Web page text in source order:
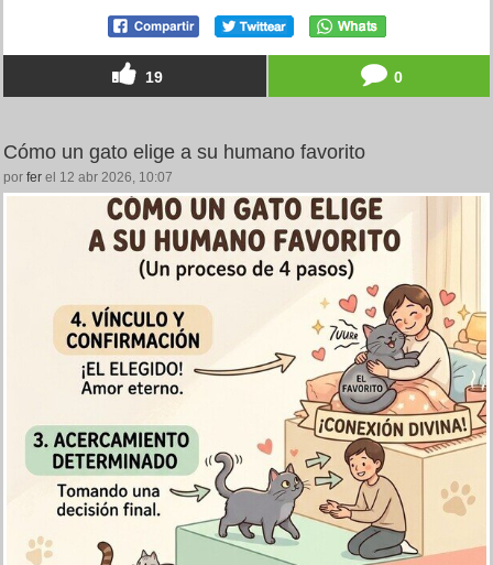
19 0
Cómo un gato elige a su humano favorito
por fer el 12 abr 2026, 10:07